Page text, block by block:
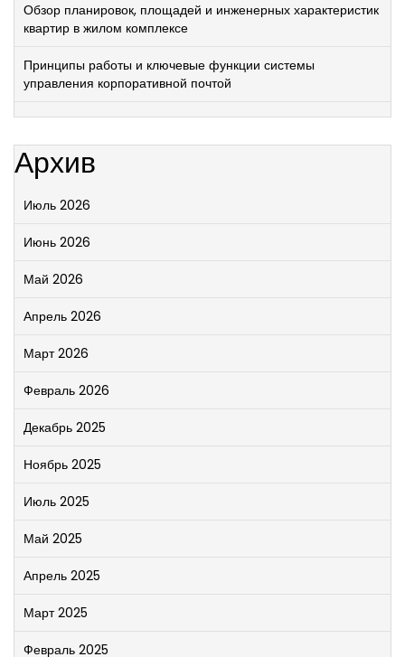
Обзор планировок, площадей и инженерных характеристик
квартир в жилом комплексе
Принципы работы и ключевые функции системы
управления корпоративной почтой
Архив
Июль 2026
Июнь 2026
Май 2026
Апрель 2026
Март 2026
Февраль 2026
Декабрь 2025
Ноябрь 2025
Июль 2025
Май 2025
Апрель 2025
Март 2025
Февраль 2025